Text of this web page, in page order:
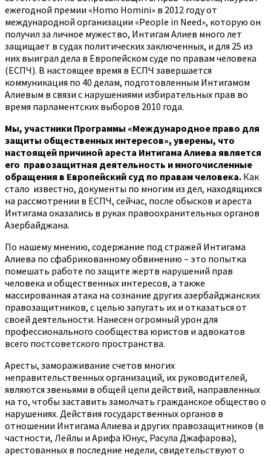
ежегодной премии «Homo Homini» в 2012 году от
международной организации «People in Need», которую он
получил за личное мужество, Интигам Алиев много лет
защищает в судах политических заключенных, и для 25 из
них выиграл дела в Европейском суде по правам человека
(ЕСПЧ). В настоящее время в ЕСПЧ завершается
коммуникация по 40 делам, подготовленным Интигамом
Алиевым в связи с нарушениями избирательных прав во
время парламентских выборов 2010 года.
Мы, участники Программы «Международное право для
защиты общественных интересов», уверены, что
настоящей причиной ареста Интигама Алиева является
его правозащитная деятельность и многочисленные
обращения в Европейский суд по правам человека. Как
стало известно, документы по многим из дел, находящихся
на рассмотрении в ЕСПЧ, сейчас, после обысков и ареста
Интигама оказались в руках правоохранительных органов
Азербайджана.
По нашему мнению, содержание под стражей Интигама
Алиева по сфабрикованному обвинению – это попытка
помешать работе по защите жертв нарушений прав
человека и общественных интересов, а также
массированная атака на сознание других азербайджанских
правозащитников, с целью запугать их и отказаться от
своей деятельности. Нанесен огромный урон для
профессионального сообщества юристов и адвокатов
всего постсоветского пространства.
Аресты, замораживание счетов многих
неправительственных организаций, их руководителей,
являются звеньями в общей цепи действий, направленных
на то, чтобы заставить замолчать гражданское общество о
нарушениях. Действия государственных органов в
отношении Интигама Алиева и других правозащитников (в
частности, Лейлы и Арифа Юнус, Расула Джафарова),
арестованных в последние недели, свидетельствуют о